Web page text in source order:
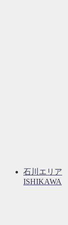
石川エリア
ISHIKAWA